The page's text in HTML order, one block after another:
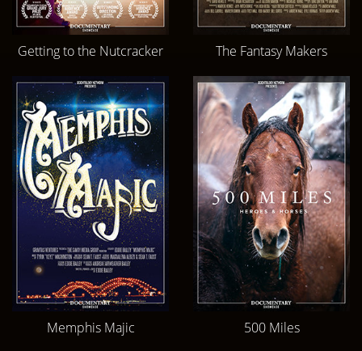
Getting to the Nutcracker The Fantasy Makers
Memphis Majic 500 Miles